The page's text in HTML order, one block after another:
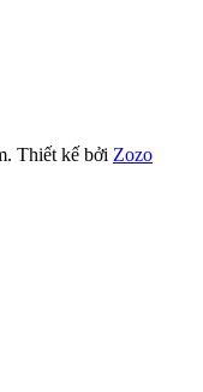
Thiết kế bởi Zozo